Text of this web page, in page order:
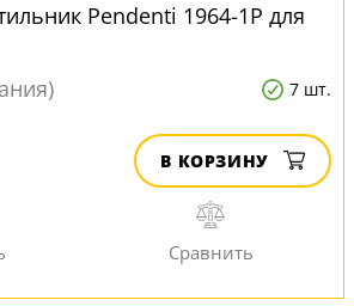
Pendenti 1964-1P для
7 шт.
В КОРЗИНУ